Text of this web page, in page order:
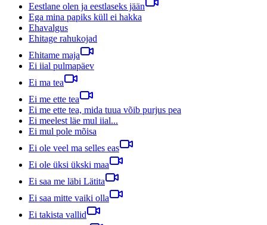
Eestlane olen ja eestlaseks jään
Ega mina papiks küll ei hakka
Ehavalgus
Ehitage rahukojad
Ehitame maja
Ei iial pulmapäev
Ei ma tea
Ei me ette tea
Ei me ette tea, mida tuua võib purjus pea
Ei meelest läe mul iial...
Ei mul pole mõisa
Ei ole veel ma selles eas
Ei ole üksi ükski maa
Ei saa me läbi Lätita
Ei saa mitte vaiki olla
Ei takista vallid